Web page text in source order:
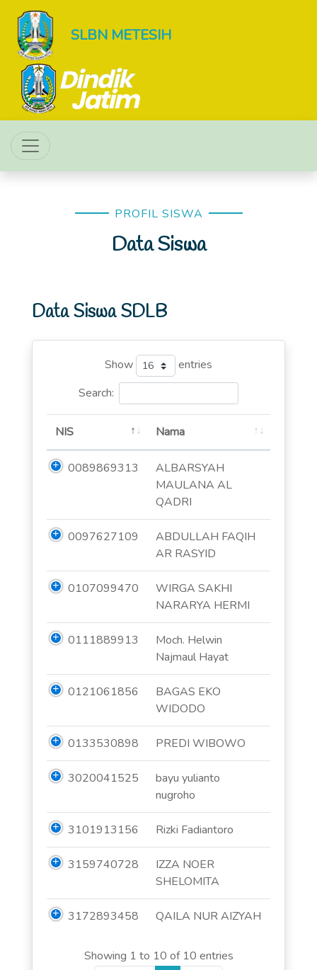
SLBN METESIH
PROFIL SISWA
Data Siswa
Data Siswa SDLB
Show
entries
Search:
NIS Nama
0089869313
ALBARSYAH
MAULANA AL
QADRI
0097627109
ABDULLAH FAQIH
AR RASYID
0107099470
WIRGA SAKHI
NARARYA HERMI
0111889913
Moch. Helwin
Najmaul Hayat
0121061856
BAGAS EKO
WIDODO
0133530898 PREDI WIBOWO
3020041525
bayu yulianto
nugroho
3101913156 Rizki Fadiantoro
3159740728
IZZA NOER
SHELOMITA
3172893458 QAILA NUR AIZYAH
Showing 1 to 10 of 10 entries